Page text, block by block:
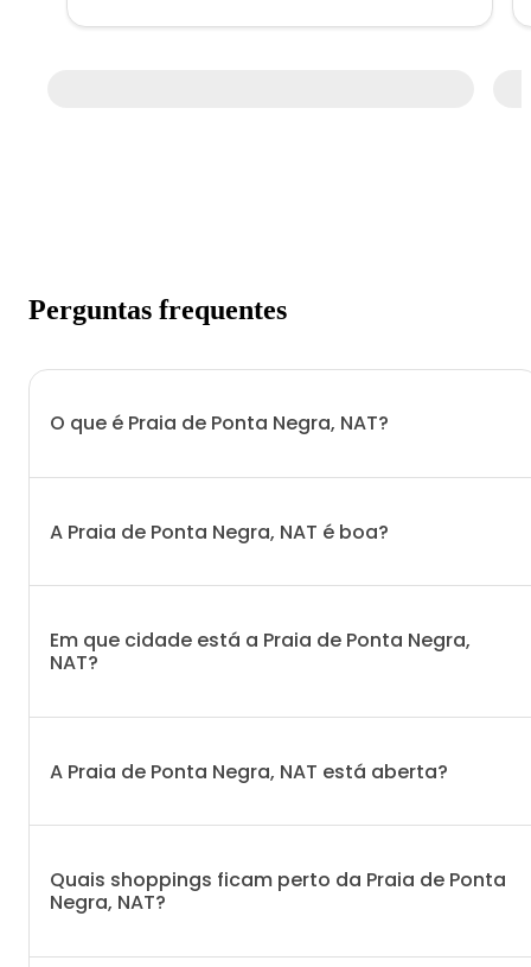
Perguntas frequentes
O que é Praia de Ponta Negra, NAT?
A Praia de Ponta Negra, NAT é boa?
Em que cidade está a Praia de Ponta Negra,
NAT?
A Praia de Ponta Negra, NAT está aberta?
Quais shoppings ficam perto da Praia de Ponta
Negra, NAT?